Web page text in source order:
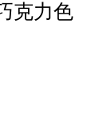
克力色